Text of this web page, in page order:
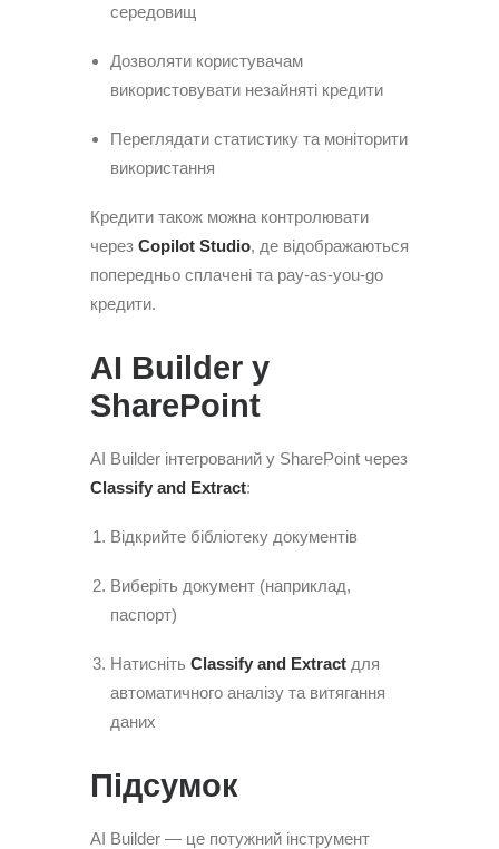
середовищ
Дозволяти користувачам
використовувати незайняті кредити
Переглядати статистику та моніторити
використання
Кредити також можна контролювати
через Copilot Studio, де відображаються
попередньо сплачені та pay-as-you-go
кредити.
AI Builder у
SharePoint
AI Builder інтегрований у SharePoint через
Classify and Extract:
Відкрийте бібліотеку документів
Виберіть документ (наприклад,
паспорт)
Натисніть Classify and Extract для
автоматичного аналізу та витягання
даних
Підсумок
AI Builder — це потужний інструмент